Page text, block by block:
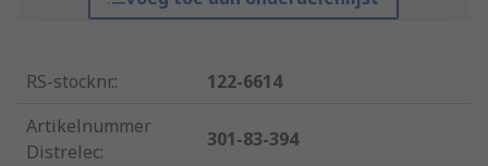
RS-stocknr.:
122-6614
Artikelnummer
Distrelec:
301-83-394